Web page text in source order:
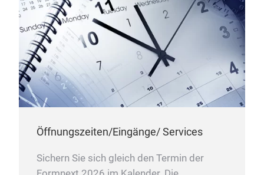
Öffnungszeiten/Eingänge/ Services
Sichern Sie sich gleich den Termin der